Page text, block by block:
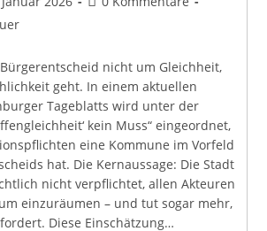
nicht um Gleichheit,
geht. In einem aktuellen
Tageblatts wird unter der
kein Muss“ eingeordnet,
eine Kommune im Vorfeld
hat. Die Kernaussage: Die Stadt
nicht verpflichtet, allen Akteuren
einzuräumen – und tut sogar mehr,
Diese Einschätzung…